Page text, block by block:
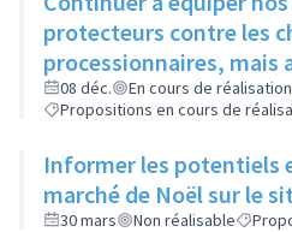
protecteurs contre les
processionnaires, mais
communication sur leur
importance et l’intérêt
toucher
08 déc.
En cours de réalisation
Propositions en cours de
Informer les potentiels
marché de Noël sur le
30 mars Non réalisable